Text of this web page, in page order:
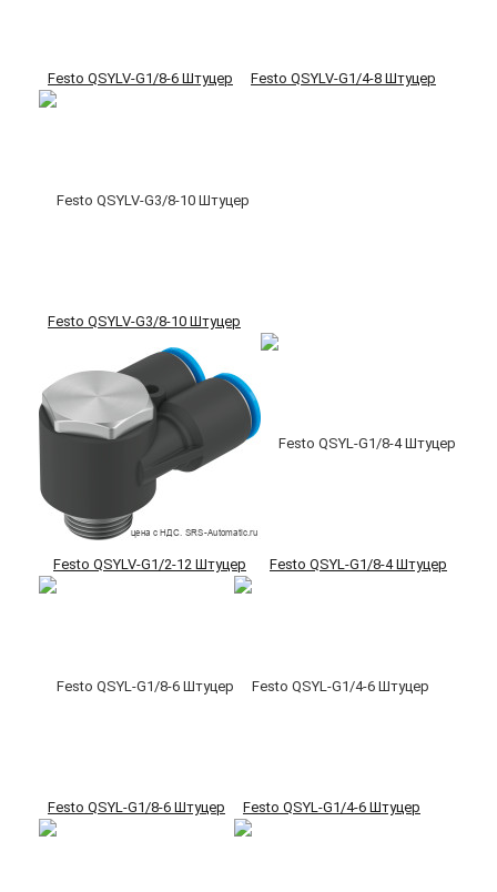
Festo QSYLV-G1/8-6 Штуцер Festo QSYLV-G1/4-8 Штуцер
Festo QSYLV-G3/8-10 Штуцер
Festo QSYLV-G1/2-12 Штуцер Festo QSYL-G1/8-4 Штуцер
Festo QSYL-G1/8-6 Штуцер Festo QSYL-G1/4-6 Штуцер